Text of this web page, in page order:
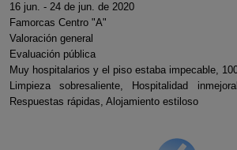
16 jun. - 24 de jun. de 2020
Famorcas Centro "A"
Valoración general
Evaluación pública
Muy hospitalarios y el piso estaba impecable,
Limpieza sobresaliente, Hospitalidad
Respuestas rápidas, Alojamiento estiloso